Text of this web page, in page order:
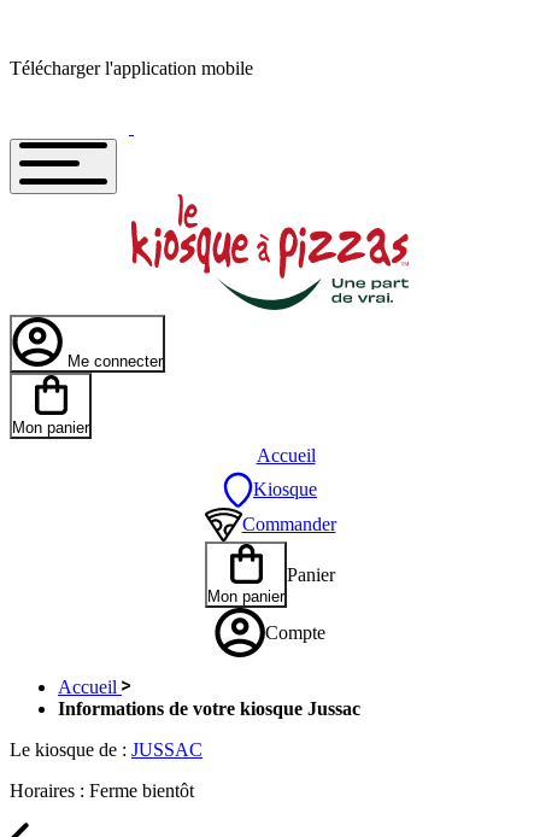
Télécharger l'application mobile
Me connecter
Mon panier
Accueil
Kiosque
Commander
Mon panier
Panier
Compte
Accueil
Informations de votre kiosque Jussac
Le kiosque de : JUSSAC
Horaires : Ferme bientôt